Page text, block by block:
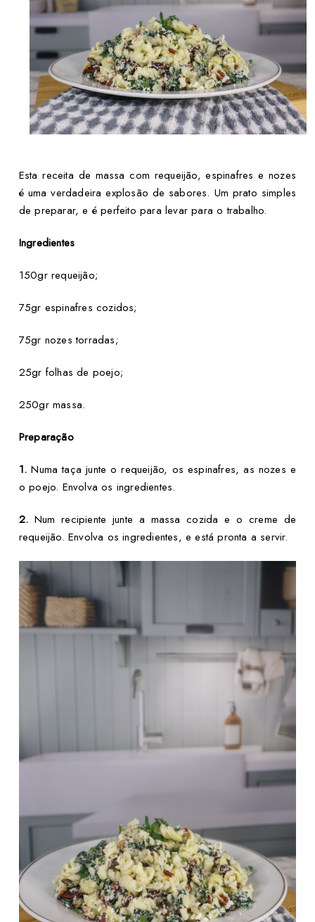
Esta receita de massa com requeijão, espinafres e nozes
é uma verdadeira explosão de sabores. Um prato simples
de preparar, e é perfeito para levar para o trabalho.
Ingredientes
150gr requeijão;
75gr espinafres cozidos;
75gr nozes torradas;
25gr folhas de poejo;
250gr massa.
Preparação
1. Numa taça junte o requeijão, os espinafres, as nozes e
o poejo. Envolva os ingredientes.
2. Num recipiente junte a massa cozida e o creme de
requeijão. Envolva os ingredientes, e está pronta a servir.